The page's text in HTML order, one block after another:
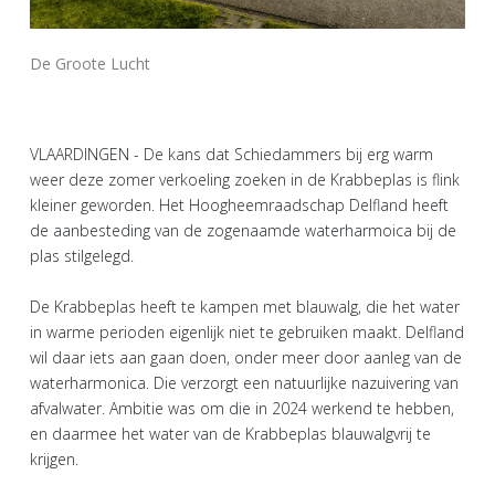
De Groote Lucht
VLAARDINGEN - De kans dat Schiedammers bij erg warm
weer deze zomer verkoeling zoeken in de Krabbeplas is flink
kleiner geworden. Het Hoogheemraadschap Delfland heeft
de aanbesteding van de zogenaamde waterharmoica bij de
plas stilgelegd.
De Krabbeplas heeft te kampen met blauwalg, die het water
in warme perioden eigenlijk niet te gebruiken maakt. Delfland
wil daar iets aan gaan doen, onder meer door aanleg van de
waterharmonica. Die verzorgt een natuurlijke nazuivering van
afvalwater. Ambitie was om die in 2024 werkend te hebben,
en daarmee het water van de Krabbeplas blauwalgvrij te
krijgen.